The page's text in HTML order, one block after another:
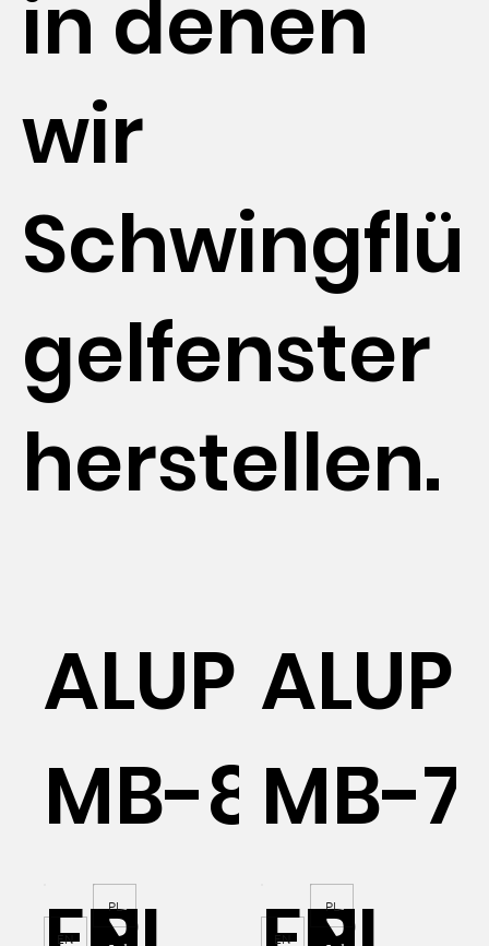
ALUPROF
MB-86N
PL
EN
MB-
PL
EN
in denen
wir
Schwingflü
gelfenster
herstellen.